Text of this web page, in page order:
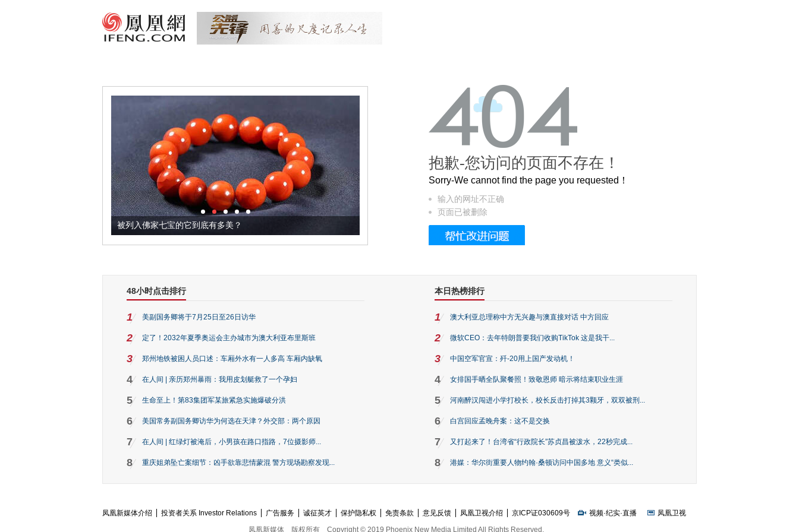
被列入佛家七宝的它到底有多美？ 这个3.2米的长卷，还原了600岁的紫禁城
抱歉-您访问的页面不存在！
Sorry-We cannot find the page you requested！
输入的网址不正确
页面已被删除
48小时点击排行
1 美副国务卿将于7月25日至26日访华
2 定了！2032年夏季奥运会主办城市为澳大利亚布里斯班
3 郑州地铁被困人员口述：车厢外水有一人多高 车厢内缺氧
4 在人间 | 亲历郑州暴雨：我用皮划艇救了一个孕妇
5 生命至上！第83集团军某旅紧急实施爆破分洪
6 美国常务副国务卿访华为何选在天津？外交部：两个原因
7 在人间 | 红绿灯被淹后，小男孩在路口指路，7位摄影师...
8 重庆姐弟坠亡案细节：凶手欲靠悲情蒙混 警方现场勘察发现...
本日热榜排行
1 澳大利亚总理称中方无兴趣与澳直接对话 中方回应
2 微软CEO：去年特朗普要我们收购TikTok 这是我干...
3 中国空军官宣：歼-20用上国产发动机！
4 女排国手晒全队聚餐照！致敬恩师 暗示将结束职业生涯
5 河南醉汉闯进小学打校长，校长反击打掉其3颗牙，双双被刑...
6 白宫回应孟晚舟案：这不是交换
7 又打起来了！台湾省“行政院长”苏贞昌被泼水，22秒完成...
8 港媒：华尔街重要人物约翰·桑顿访问中国多地 意义“类似...
凤凰新媒体介绍 投资者关系 Investor Relations 广告服务 诚征英才 保护隐私权 免责条款 意见反馈 凤凰卫视介绍 京ICP证030609号 视频·纪实·直播
凤凰卫视
凤凰新媒体
版权所有 Copyright © 2019 Phoenix New Media Limited All Rights Reserved.